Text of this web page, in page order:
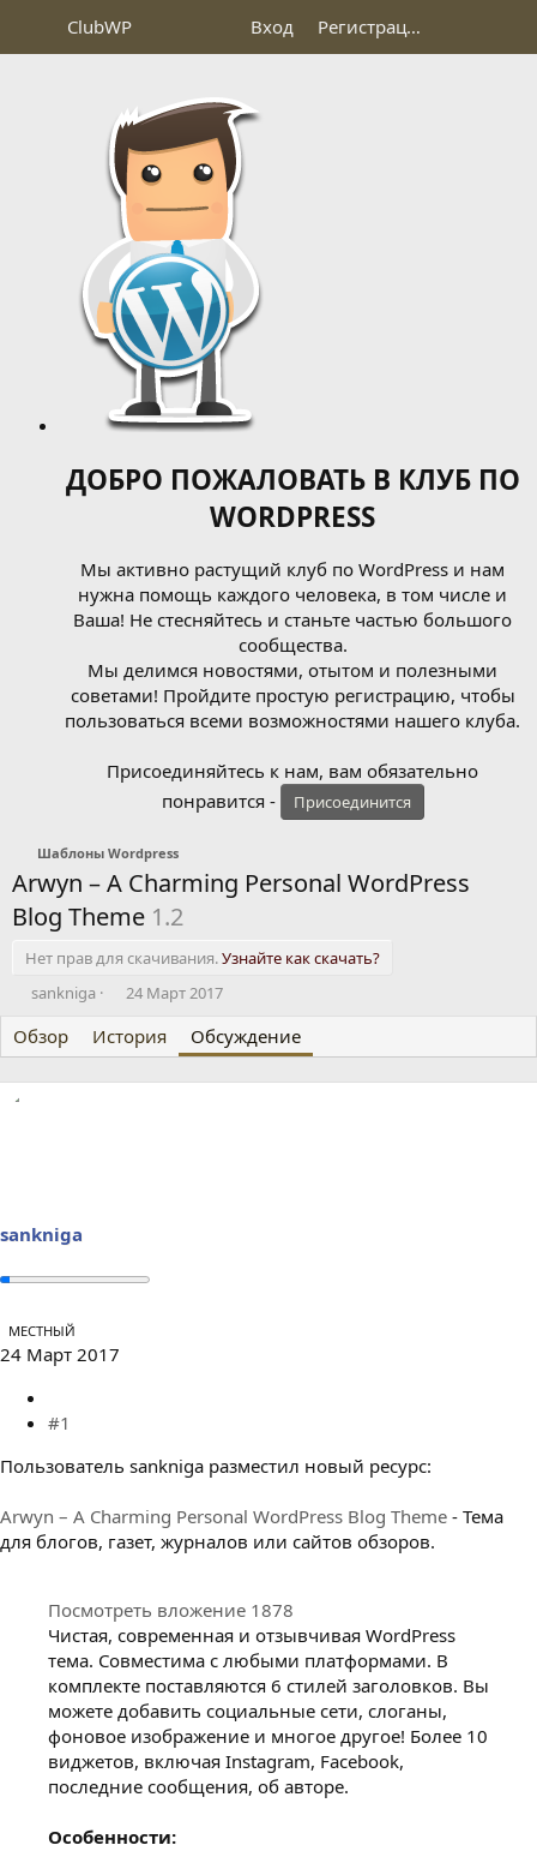
ClubWP Вход Регистрация
ДОБРО ПОЖАЛОВАТЬ В КЛУБ ПО
WORDPRESS
Мы активно растущий клуб по WordPress и нам
нужна помощь каждого человека, в том числе и
Ваша! Не стесняйтесь и станьте частью большого
сообщества.
Мы делимся новостями, отытом и полезными
советами! Пройдите простую регистрацию, чтобы
пользоваться всеми возможностями нашего клуба.
Присоединяйтесь к нам, вам обязательно
понравится -
Присоединится
Шаблоны Wordpress
Arwyn – A Charming Personal WordPress
Blog Theme 1.2
Нет прав для скачивания.Узнайте как скачать?
А
т
о
р
sankniga
Д
т
а
н
24 Март 2017
Обзор История Обсуждение
sankniga
МЕСТНЫЙ
24 Март 2017
#1
Пользователь sankniga разместил новый ресурс:
Arwyn – A Charming Personal WordPress Blog Theme - Тема
для блогов, газет, журналов или сайтов обзоров.
Посмотреть вложение 1878
Чистая, современная и отзывчивая WordPress
тема. Совместима с любыми платформами. В
комплекте поставляются 6 стилей заголовков. Вы
можете добавить социальные сети, слоганы,
фоновое изображение и многое другое! Более 10
виджетов, включая Instagram, Facebook,
последние сообщения, об авторе.
Особенности: